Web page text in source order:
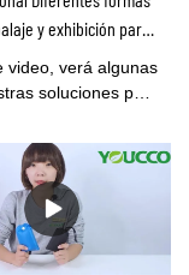
y exhibición para
de compras.
video, verá algunas
soluciones para
Youcco
OEM& Servicio
diferentes clientes
diferentes ideas de
Las ideas
prácticas de